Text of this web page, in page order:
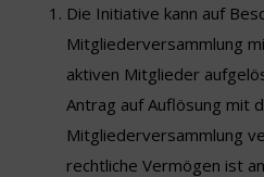
Die Initiative kann auf
Mitgliederversammlung
aktiven Mitglieder
Antrag auf Auflösung mit
Mitgliederversammlung
rechtliche Vermögen ist